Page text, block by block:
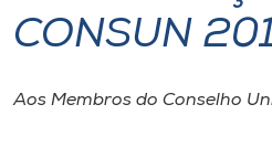
I.nova
CONSUN
Aos Membros do Conselho